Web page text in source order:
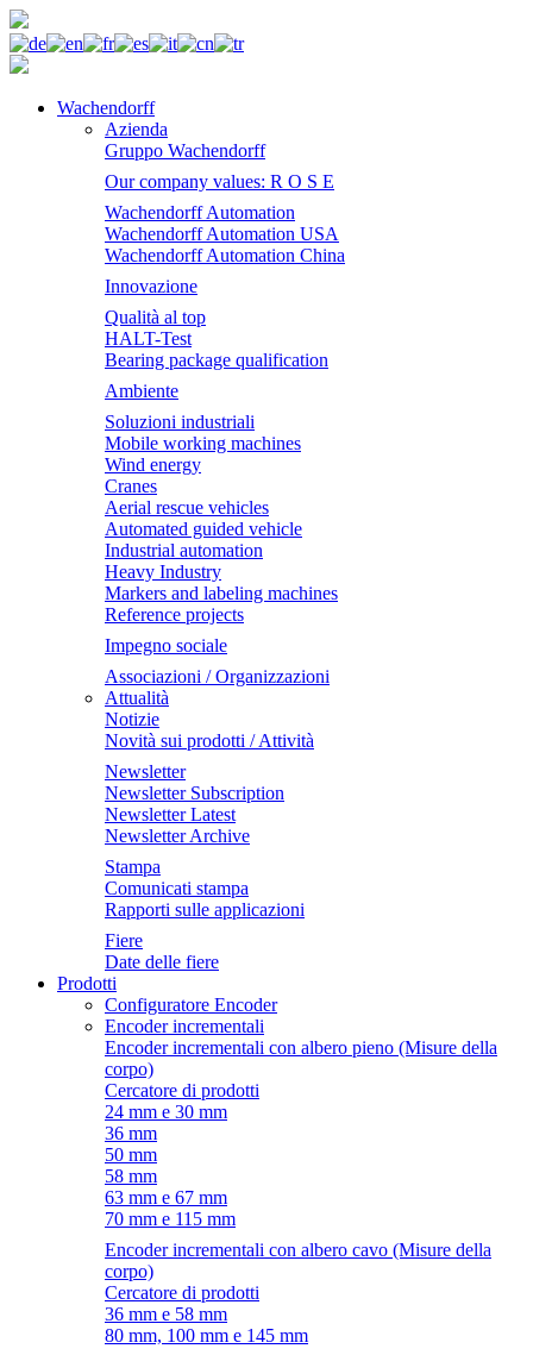
Wachendorff
Azienda
Gruppo Wachendorff
Our company values: R O S E
Wachendorff Automation
Wachendorff Automation USA
Wachendorff Automation China
Innovazione
Qualità al top
HALT-Test
Bearing package qualification
Ambiente
Soluzioni industriali
Mobile working machines
Wind energy
Cranes
Aerial rescue vehicles
Automated guided vehicle
Industrial automation
Heavy Industry
Markers and labeling machines
Reference projects
Impegno sociale
Associazioni / Organizzazioni
Attualità
Notizie
Novità sui prodotti / Attività
Newsletter
Newsletter Subscription
Newsletter Latest
Newsletter Archive
Stampa
Comunicati stampa
Rapporti sulle applicazioni
Fiere
Date delle fiere
Prodotti
Configuratore Encoder
Encoder incrementali
Encoder incrementali con albero pieno (Misure della
corpo)
Cercatore di prodotti
24 mm e 30 mm
36 mm
50 mm
58 mm
63 mm e 67 mm
70 mm e 115 mm
Encoder incrementali con albero cavo (Misure della
corpo)
Cercatore di prodotti
36 mm e 58 mm
80 mm, 100 mm e 145 mm